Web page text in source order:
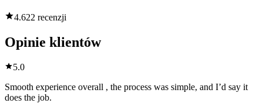
4.622 recenzji
Opinie klientów
5.0
Smooth experience overall , the process was simple, and I’d say it
does the job.